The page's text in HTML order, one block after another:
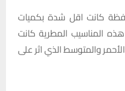
كانت اقل شدة بكميات
هذه المناسيب المطرية كانت
والمتوسط الذي اثر على